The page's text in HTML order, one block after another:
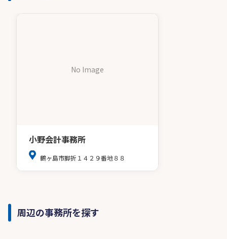
No Image
小野会計事務所
鶴ヶ島市脚折１４２９番地８８
周辺の事務所を探す